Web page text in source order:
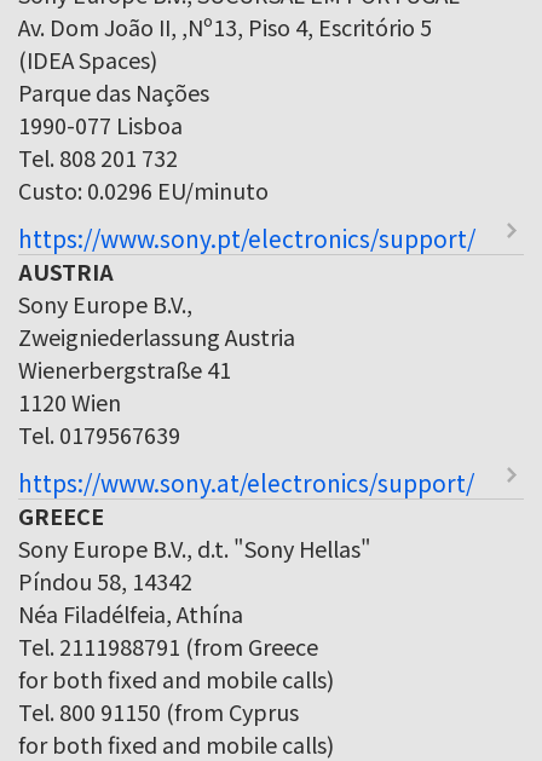
Av. Dom João II, ,Nº13, Piso 4, Escritório 5
(IDEA Spaces)
Parque das Nações
1990-077 Lisboa
Tel. 808 201 732
Custo: 0.0296 EU/minuto
https://www.sony.pt/electronics/support/
AUSTRIA
Sony Europe B.V.,
Zweigniederlassung Austria
Wienerbergstraße 41
1120 Wien
Tel. 0179567639
https://www.sony.at/electronics/support/
GREECE
Sony Europe B.V., d.t. "Sony Hellas"
Píndou 58, 14342
Néa Filadélfeia, Athína
Tel. 2111988791 (from Greece
for both fixed and mobile calls)
Tel. 800 91150 (from Cyprus
for both fixed and mobile calls)